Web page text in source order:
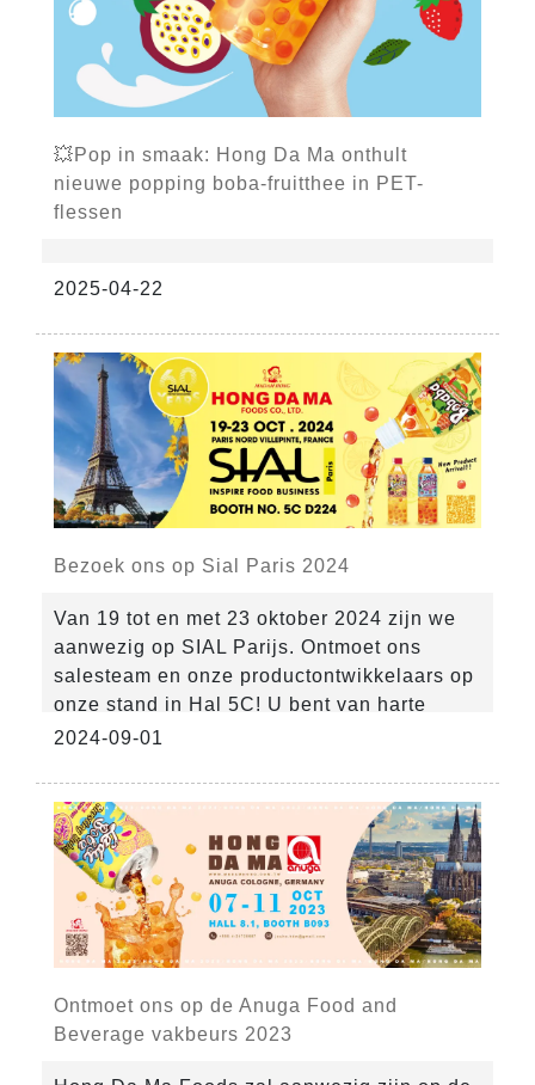
💥Pop in smaak: Hong Da Ma onthult
nieuwe popping boba-fruitthee in PET-
flessen
2025-04-22
Bezoek ons op Sial Paris 2024
Van 19 tot en met 23 oktober 2024 zijn we
aanwezig op SIAL Parijs. Ontmoet ons
salesteam en onze productontwikkelaars op
onze stand in Hal 5C! U bent van harte
welkom voor een drankje en om onze
2024-09-01
Ontmoet ons op de Anuga Food and
Beverage vakbeurs 2023